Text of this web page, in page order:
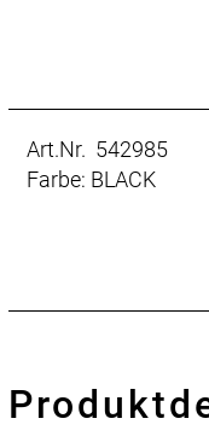
Art.Nr. 542985
Farbe: BLACK